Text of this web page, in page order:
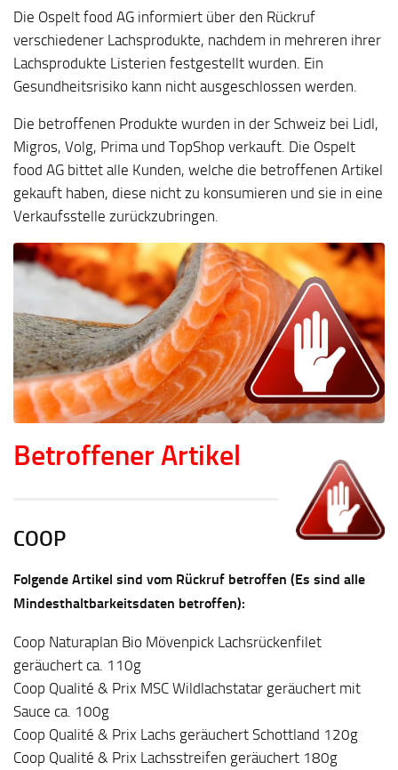
Die Ospelt food AG informiert über den Rückruf
verschiedener Lachsprodukte, nachdem in mehreren ihrer
Lachsprodukte Listerien festgestellt wurden. Ein
Gesundheitsrisiko kann nicht ausgeschlossen werden.
Die betroffenen Produkte wurden in der Schweiz bei Lidl,
Migros, Volg, Prima und TopShop verkauft. Die Ospelt
food AG bittet alle Kunden, welche die betroffenen Artikel
gekauft haben, diese nicht zu konsumieren und sie in eine
Verkaufsstelle zurückzubringen.
Betroffener Artikel
COOP
Folgende Artikel sind vom Rückruf betroffen (Es sind alle
Mindesthaltbarkeitsdaten betroffen):
Coop Naturaplan Bio Mövenpick Lachsrückenfilet
geräuchert ca. 110g
Coop Qualité & Prix MSC Wildlachstatar geräuchert mit
Sauce ca. 100g
Coop Qualité & Prix Lachs geräuchert Schottland 120g
Coop Qualité & Prix Lachsstreifen geräuchert 180g